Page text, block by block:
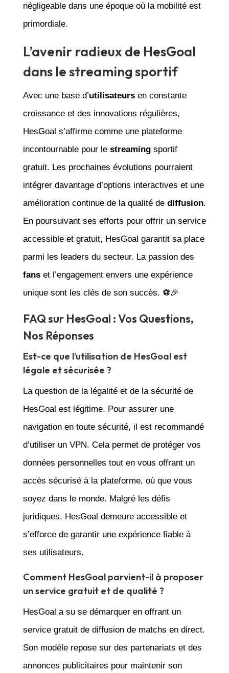
négligeable dans une époque où la mobilité est
primordiale.
L’avenir radieux de HesGoal
dans le streaming sportif
Avec une base d’utilisateursen constante
croissance et des innovations régulières,
HesGoal s’affirme comme une plateforme
incontournable pour le streamingsportif
gratuit. Les prochaines évolutions pourraient
intégrer davantage d’options interactives et une
amélioration continue de la qualité de diffusion.
En poursuivant ses efforts pour offrir un service
accessible et gratuit, HesGoal garantit sa place
parmi les leaders du secteur. La passion des
fanset l’engagement envers une expérience
unique sont les clés de son succès. ⚽🎉
FAQ sur HesGoal : Vos Questions,
Nos Réponses
Est-ce que l’utilisation de HesGoal est
légale et sécurisée ?
La question de la légalité et de la sécurité de
HesGoal est légitime. Pour assurer une
navigation en toute sécurité, il est recommandé
d’utiliser un VPN. Cela permet de protéger vos
données personnelles tout en vous offrant un
accès sécurisé à la plateforme, où que vous
soyez dans le monde. Malgré les défis
juridiques, HesGoal demeure accessible et
s’efforce de garantir une expérience fiable à
ses utilisateurs.
Comment HesGoal parvient-il à proposer
un service gratuit et de qualité ?
HesGoal a su se démarquer en offrant un
service gratuit de diffusion de matchs en direct.
Son modèle repose sur des partenariats et des
annonces publicitaires pour maintenir son